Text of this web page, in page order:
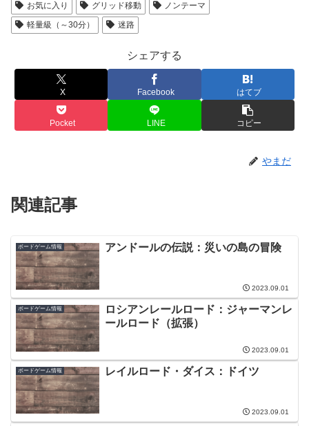
お気に入り
グリッド移動
ノンテーマ
軽量級（～30分）
迷路
シェアする
X Facebook はてブ
Pocket LINE コピー
やまだ
関連記事
ボードゲーム情報 アンドールの伝説：災いの島の冒険
2023.09.01
ボードゲーム情報
ロシアンレールロード：ジャーマンレ
ールロード（拡張）
2023.09.01
ボードゲーム情報 レイルロード・ダイス：ドイツ
2023.09.01